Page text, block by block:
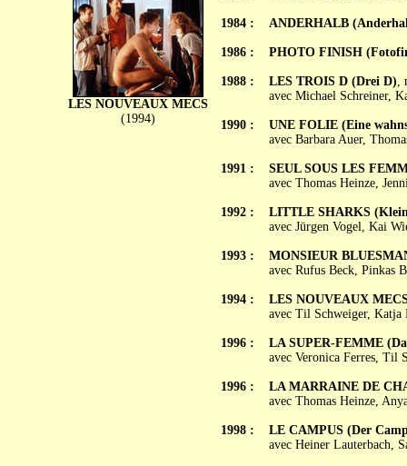
LES NOUVEAUX MECS
(1994)
1984 :
1986 :
1988 :
1990 :
1991 :
1992 :
1993 :
1994 :
1996 :
1996 :
1998 :
ANDERHALB
PHOTO FINISH
LES TROIS D (Drei D),
avec Michael Schreiner,
UNE FOLIE (Eine
avec Barbara Auer,
SEUL SOUS LES
avec Thomas Heinze,
LITTLE SHARKS
avec Jürgen Vogel, Kai
MONSIEUR
avec Rufus Beck, Pinkas
LES NOUVEAUX
avec Til Schweiger, Katja
LA SUPER-FEMME
avec Veronica Ferres, Til
LA MARRAINE DE
avec Thomas Heinze,
LE CAMPUS (Der
avec Heiner Lauterbach,